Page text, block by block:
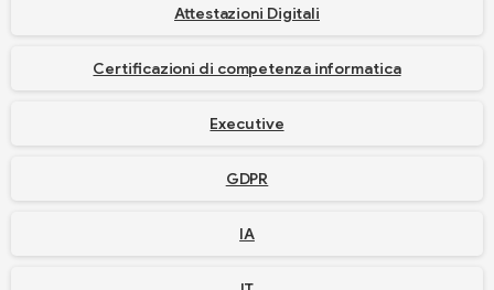
Attestazioni Digitali
Certificazioni di competenza informatica
Executive
GDPR
IA